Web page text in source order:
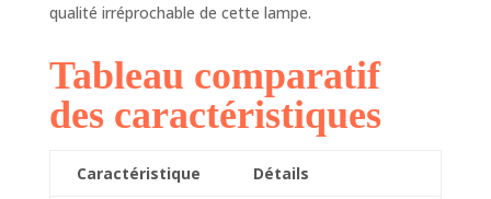
qualité irréprochable de cette lampe.
Tableau comparatif
des caractéristiques
Caractéristique Détails